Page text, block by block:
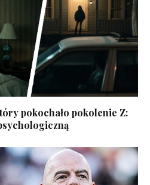
pokochało pokolenie Z: